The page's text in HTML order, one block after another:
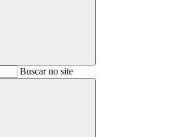
BuscarBuscar no site